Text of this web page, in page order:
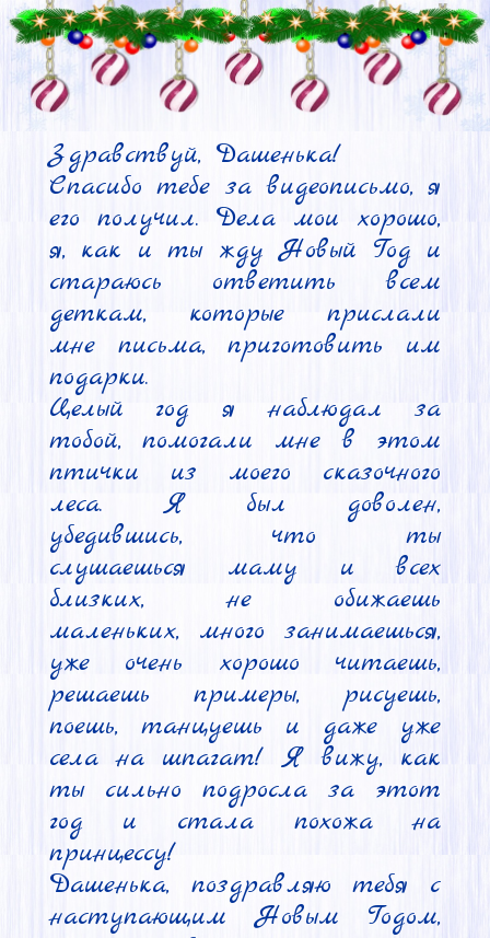
Здравствуй, Дашенька!
Спасибо тебе за видеописьмо, я
его получил. Дела мои хорошо,
я, как и ты жду Новый Год и
стараюсь ответить всем
деткам, которые прислали
мне письма, приготовить им
подарки.
Целый год я наблюдал за
тобой, помогали мне в этом
птички из моего сказочного
леса. Я был доволен,
убедившись, что ты
слушаешься маму и всех
близких, не обижаешь
маленьких, много занимаешься,
уже очень хорошо читаешь,
решаешь примеры, рисуешь,
поешь, танцуешь и даже уже
села на шпагат! Я вижу, как
ты сильно подросла за этот
год и стала похожа на
принцессу!
Дашенька, поздравляю тебя с
наступающим Новым Годом,